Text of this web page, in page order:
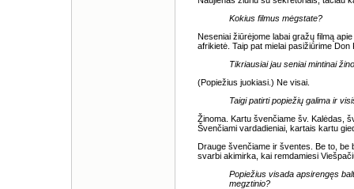
Kokius filmus mėgstate?
Neseniai žiūrėjome labai gražų filmą
afrikietė. Taip pat mielai pasižiūrime Don
Tikriausiai jau seniai mintinai
(Popiežius juokiasi.) Ne visai.
Taigi patirti popiežių galima ir
Žinoma. Kartu švenčiame šv. Kalėdas,
Švenčiami vardadieniai, kartais kartu
Drauge švenčiame ir šventes. Be to, be
svarbi akimirka, kai remdamiesi
Popiežius visada apsirengęs
megztinio?